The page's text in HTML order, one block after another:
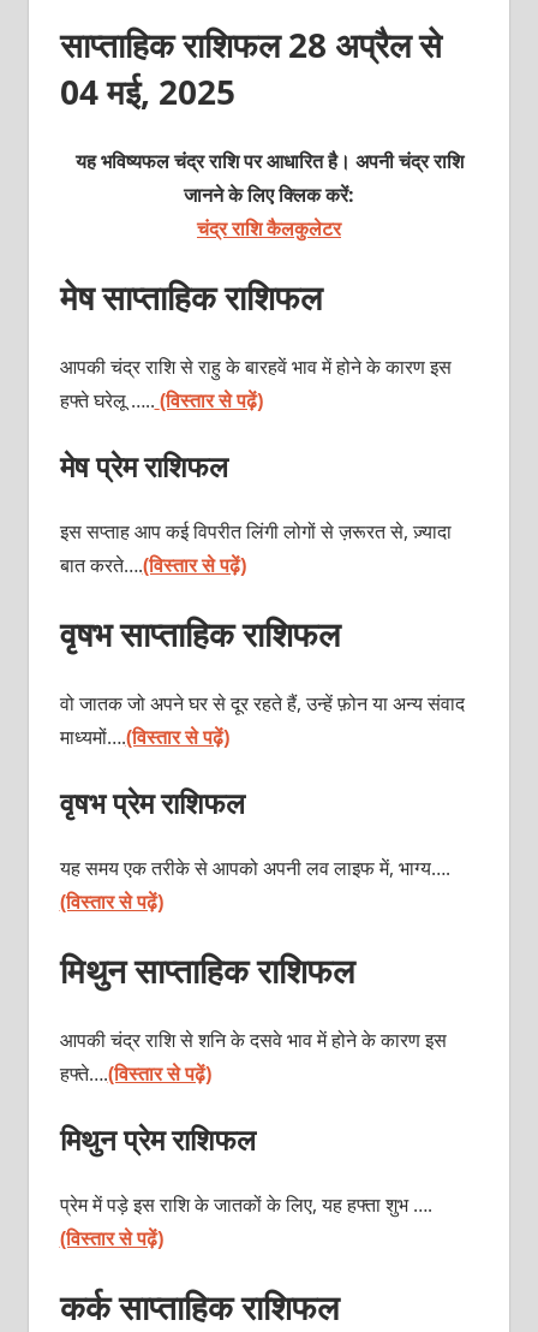
साप्ताहिक राशिफल 28 अप्रैल से
04 मई, 2025
यह भविष्यफल चंद्र राशि पर आधारित है। अपनी चंद्र राशि
जानने के लिए क्लिक करें:
चंद्र राशि कैलकुलेटर
मेष साप्ताहिक राशिफल
आपकी चंद्र राशि से राहु के बारहवें भाव में होने के कारण इस
हफ्ते घरेलू ….. (विस्तार से पढ़ें)
मेष प्रेम राशिफल
इस सप्ताह आप कई विपरीत लिंगी लोगों से ज़रूरत से, ज़्यादा
बात करते….(विस्तार से पढ़ें)
वृषभ साप्ताहिक राशिफल
वो जातक जो अपने घर से दूर रहते हैं, उन्हें फ़ोन या अन्य संवाद
माध्यमों….(विस्तार से पढ़ें)
वृषभ प्रेम राशिफल
यह समय एक तरीके से आपको अपनी लव लाइफ में, भाग्य….
(विस्तार से पढ़ें)
मिथुन साप्ताहिक राशिफल
आपकी चंद्र राशि से शनि के दसवे भाव में होने के कारण इस
हफ्ते….(विस्तार से पढ़ें)
मिथुन प्रेम राशिफल
प्रेम में पड़े इस राशि के जातकों के लिए, यह हफ्ता शुभ ….
(विस्तार से पढ़ें)
कर्क साप्ताहिक राशिफल